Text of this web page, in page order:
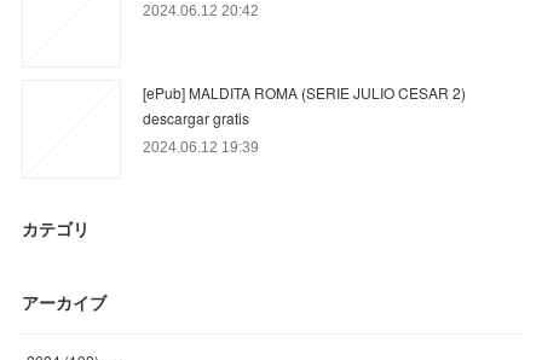
2024.06.12 20:42
[ePub] MALDITA ROMA (SERIE JULIO CESAR 2)
descargar gratis
2024.06.12 19:39
カテゴリ
アーカイブ